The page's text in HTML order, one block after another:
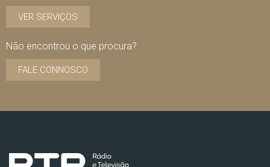
VER SERVIÇOS
Não encontrou o que procura?
FALE CONNOSCO